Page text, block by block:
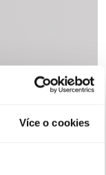
Více o cookies